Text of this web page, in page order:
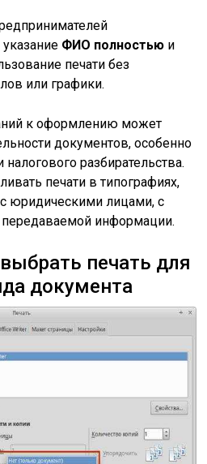
ФИО полностью и
печати без
или графики.
к оформлению может
документов, особенно
налогового разбирательства.
печати в типографиях,
юридическими лицами, с
информации.
печать для
документа